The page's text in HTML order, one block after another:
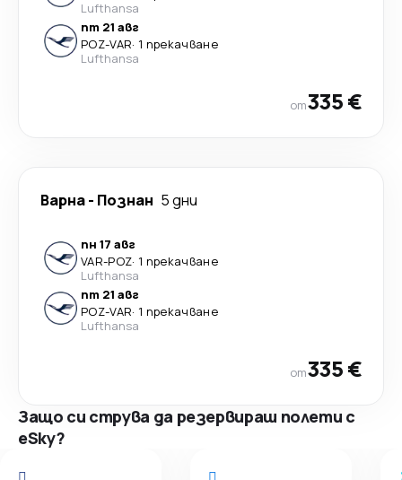
Lufthansa
пт 21 авг
POZ-VAR· 1 прекачване
Lufthansa
от335 €
Варна- Познан 5 дни
пн 17 авг
VAR-POZ· 1 прекачване
Lufthansa
пт 21 авг
POZ-VAR· 1 прекачване
Lufthansa
от335 €
Защо си струва да резервираш полети с
eSky?